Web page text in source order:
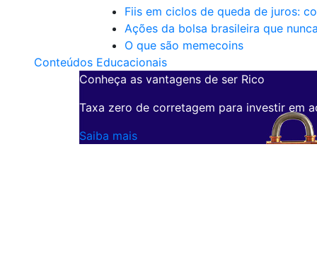
Fiis em ciclos de queda de juros:
Ações da bolsa brasileira que
O que são memecoins
Conteúdos Educacionais
Conheça as vantagens de ser Rico
Taxa zero de corretagem para investir em
Saiba mais